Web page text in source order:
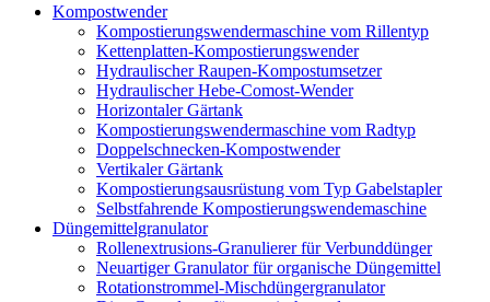
Kompostwender
Kompostierungswendermaschine vom Rillentyp
Kettenplatten-Kompostierungswender
Hydraulischer Raupen-Kompostumsetzer
Hydraulischer Hebe-Comost-Wender
Horizontaler Gärtank
Kompostierungswendermaschine vom Radtyp
Doppelschnecken-Kompostwender
Vertikaler Gärtank
Kompostierungsausrüstung vom Typ Gabelstapler
Selbstfahrende Kompostierungswendemaschine
Düngemittelgranulator
Rollenextrusions-Granulierer für Verbunddünger
Neuartiger Granulator für organische Düngemittel
Rotationstrommel-Mischdüngergranulator